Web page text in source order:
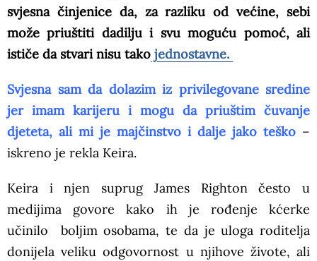
svjesna činjenice da, za razliku od većine, sebi
može priuštiti dadilju i svu moguću pomoć, ali
ističe da stvari nisu tako jednostavne.
Svjesna sam da dolazim iz privilegovane sredine
jer imam karijeru i mogu da priuštim čuvanje
djeteta, ali mi je majčinstvo i dalje jako teško –
iskreno je rekla Keira.
Keira i njen suprug James Righton često u
medijima govore kako ih je rođenje kćerke
učinilo boljim osobama, te da je uloga roditelja
donijela veliku odgovornost u njihove živote, ali